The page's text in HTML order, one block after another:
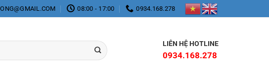
08:00 - 17:00 0934.168.278
LIÊN HỆ HOTLINE
0934.168.278